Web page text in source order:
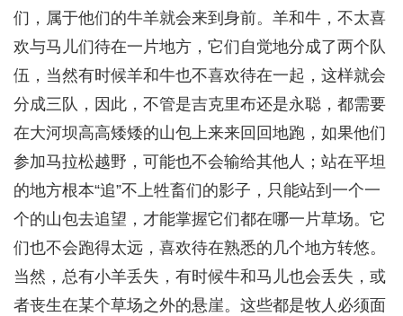
们，属于他们的牛羊就会来到身前。羊和牛，不太喜
欢与马儿们待在一片地方，它们自觉地分成了两个队
伍，当然有时候羊和牛也不喜欢待在一起，这样就会
分成三队，因此，不管是吉克里布还是永聪，都需要
在大河坝高高矮矮的山包上来来回回地跑，如果他们
参加马拉松越野，可能也不会输给其他人；站在平坦
的地方根本“追”不上牲畜们的影子，只能站到一个一
个的山包去追望，才能掌握它们都在哪一片草场。它
们也不会跑得太远，喜欢待在熟悉的几个地方转悠。
当然，总有小羊丢失，有时候牛和马儿也会丢失，或
者丧生在某个草场之外的悬崖。这些都是牧人必须面